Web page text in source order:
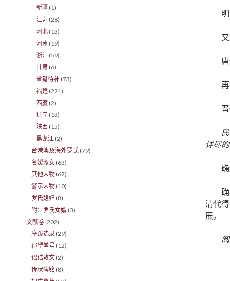
又
再
详尽
清代
展。
新疆 (1)
江苏 (28)
河北 (13)
河南 (19)
浙江 (59)
甘肃 (6)
省籍待补 (73)
福建 (221)
西藏 (2)
辽宁 (13)
陕西 (15)
黑龙江 (2)
台港澳及海外罗氏 (79)
名嫒淑女 (63)
其他人物 (62)
警示人物 (10)
罗氏媳妇 (8)
附：罗氏女婿 (3)
文献卷 (202)
序跋选录 (29)
郡望堂号 (12)
诏诰敕文 (2)
传状碑铭 (8)